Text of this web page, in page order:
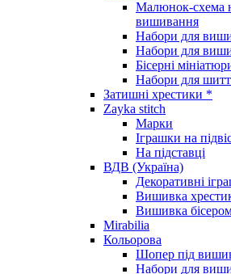
Малюнок-схема
вишивання
Набори для
Набори для
Бісерні
Набори для
Затишні хрестики *
Zayka stitch
Марки
Іграшки на
На підставці
ВДВ (Україна)
Декоративні
Вишивка
Вишивка
Mirabilia
Кольорова
Шопер під
Набори для